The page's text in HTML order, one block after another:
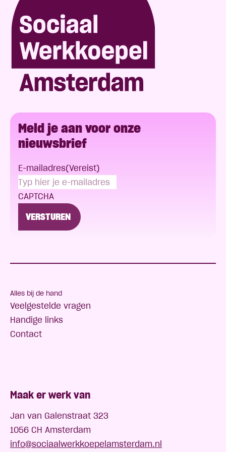
Meld je aan voor onze
nieuwsbrief
E-mailadres(Vereist)
CAPTCHA
Alles bij de hand
Veelgestelde vragen
Handige links
Contact
Maak er werk van
Jan van Galenstraat 323
1056 CH Amsterdam
info@sociaalwerkkoepelamsterdam.nl